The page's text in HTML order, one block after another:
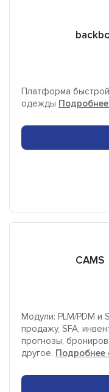
Платформа
одежды
CAMS
Модули: PLM/PDM и
продажу, SFA,
прогнозы,
другое. Подробнее